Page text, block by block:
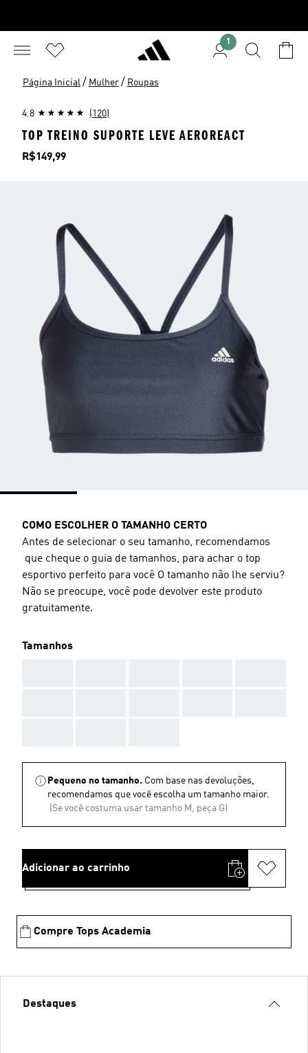
1
Página Inicial / Mulher / Roupas
4.8 (120)
TOP TREINO SUPORTE LEVE AEROREACT
Preço
R$149,99
COMO ESCOLHER O TAMANHO CERTO
Antes de selecionar o seu tamanho, recomendamos
que cheque o guia de tamanhos, para achar o top
esportivo perfeito para você O tamanho não lhe serviu?
Não se preocupe, você pode devolver este produto
gratuitamente.
Tamanhos
Pequeno no tamanho. Com base nas devoluções,
recomendamos que você escolha um tamanho maior.
(Se você costuma usar tamanho M, peça G)
Adicionar ao carrinho
Compre Tops Academia
Destaques